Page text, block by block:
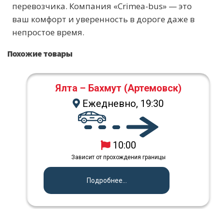
перевозчика. Компания «Crimea-bus» — это
ваш комфорт и уверенность в дороге даже в
непростое время.
Похожие товары
Ялта – Бахмут (Артемовск)
Ежедневно, 19:30
10:00
Зависит от прохождения границы
Подробнее...